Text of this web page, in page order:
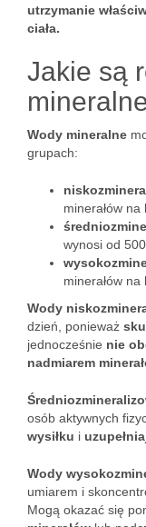
utrzymanie
ciała.
Jakie są
Wody mineralne
grupach:
minerałów na
wynosi od
minerałów na
Wody
dzień, ponieważ
jednocześnie nie
nadmiarem
osób aktywnych
wysiłku i
Wody
umiarem i
Mogą okazać się